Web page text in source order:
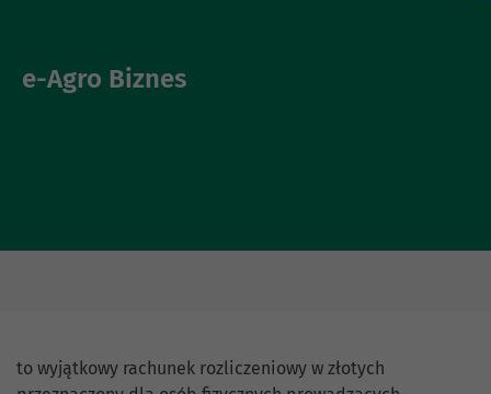
e-Agro Biznes
to wyjątkowy rachunek rozliczeniowy w złotych